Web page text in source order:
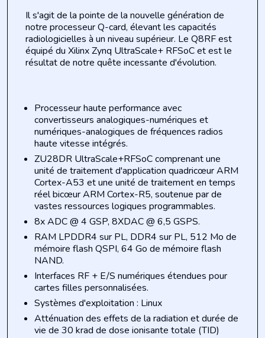
Il s'agit de la pointe de la nouvelle génération de
notre processeur Q-card, élevantles capacités
radiologicielles à un niveau supérieur. Le Q8RF est
équipé du Xilinx Zynq UltraScale+ RFSoCet est le
résultat de notre quête incessante d'évolution.
Processeur haute performance avec
convertisseurs analogiques-numériques et
numériques-analogiques de fréquences radios
haute vitesse intégrés.
ZU28DR UltraScale+RFSoC comprenant une
unité de traitement d'application quadricœur ARM
Cortex-A53 et une unité de traitement en temps
réel bicœur ARM Cortex-R5, soutenue par de
vastes ressources logiques programmables.
8x ADC @ 4 GSP, 8XDAC @ 6,5 GSPS.
RAM LPDDR4 sur PL, DDR4 sur PL, 512 Mo de
mémoire flash QSPI, 64 Go de mémoire flash
NAND.
Interfaces RF + E/S numériques étendues pour
cartes filles personnalisées.
Systèmes d'exploitation : Linux
Atténuation des effets de la radiation et durée de
vie de 30 krad de dose ionisante totale (TID)